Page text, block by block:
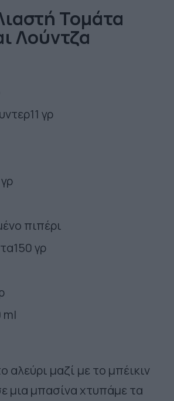
Τομάτα
Λούντζα
11 γρ
πιπέρι
150 γρ
ml
αλεύρι μαζί με το μπέικιν
μια μπασίνα χτυπάμε τα